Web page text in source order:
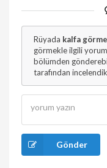
Rüyada kalfa
görmekle ilgili
bölümden
tarafından
Gönder